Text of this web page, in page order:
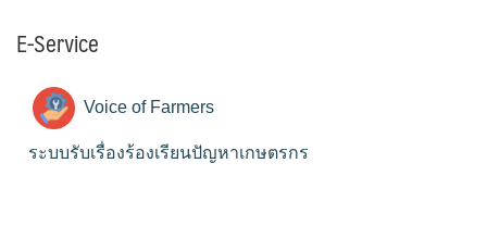
E-Service
Voice of Farmers
ระบบรับเรื่องร้องเรียนปัญหาเกษตรกร